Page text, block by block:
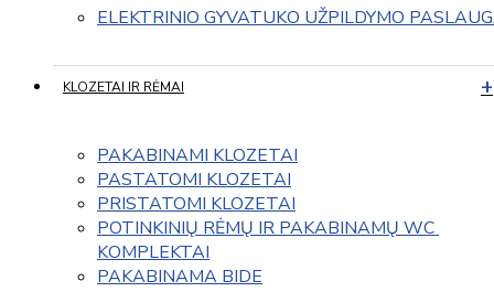
ELEKTRINIO GYVATUKO UŽPILDYMO
KLOZETAI IR RĖMAI
PAKABINAMI KLOZETAI
PASTATOMI KLOZETAI
PRISTATOMI KLOZETAI
POTINKINIŲ RĖMŲ IR PAKABINAMŲ WC
KOMPLEKTAI
PAKABINAMA BIDE